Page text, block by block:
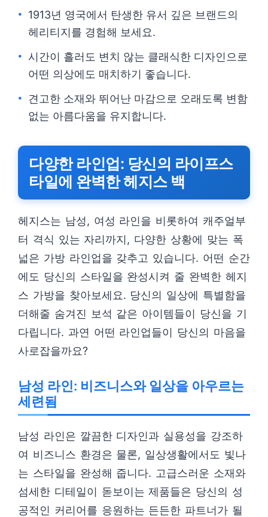
1913년 영국에서 탄생한 유서 깊은 브랜드의
헤리티지를 경험해 보세요.
시간이 흘러도 변치 않는 클래식한 디자인으로
어떤 의상에도 매치하기 좋습니다.
견고한 소재와 뛰어난 마감으로 오래도록 변함
없는 아름다움을 유지합니다.
다양한 라인업: 당신의 라이프스
타일에 완벽한 헤지스 백
헤지스는 남성, 여성 라인을 비롯하여 캐주얼부
터 격식 있는 자리까지, 다양한 상황에 맞는 폭
넓은 가방 라인업을 갖추고 있습니다. 어떤 순간
에도 당신의 스타일을 완성시켜 줄 완벽한 헤지
스 가방을 찾아보세요. 당신의 일상에 특별함을
더해줄 숨겨진 보석 같은 아이템들이 당신을 기
다립니다. 과연 어떤 라인업들이 당신의 마음을
사로잡을까요?
남성 라인: 비즈니스와 일상을 아우르는
세련됨
남성 라인은 깔끔한 디자인과 실용성을 강조하
여 비즈니스 환경은 물론, 일상생활에서도 빛나
는 스타일을 완성해 줍니다. 고급스러운 소재와
섬세한 디테일이 돋보이는 제품들은 당신의 성
공적인 커리어를 응원하는 든든한 파트너가 될